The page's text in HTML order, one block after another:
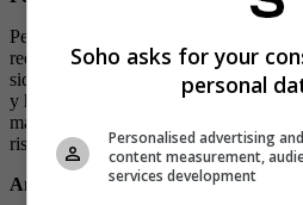
Pepe Reina ha regresado este verano
reencontrado con su gran amigo Raúl
sido compañeros de equipo en el
y han creado un vínculo especial.
mantener la portería a cero en un
risas después.
Antoine Griezmann y Thomas Lemar
Soho asks for your
personal
Personalised advertising
content measurement,
services development